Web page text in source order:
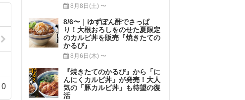
0
8月8日(土) 〜
8/6〜｜ゆずぽん酢でさっぱ
り！大根おろしをのせた夏限定
のカルビ丼を販売『焼きたての
かるび』
8月6日(木) 〜
『焼きたてのかるび』から「に
んにくカルビ丼」が発売！大人
気の「豚カルビ丼」も待望の復
活